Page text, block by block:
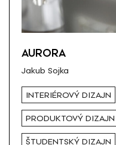
AURORA
Jakub Sojka
INTERIÉROVÝ DIZAJN
PRODUKTOVÝ DIZAJN
ŠTUDENTSKÝ DIZAJN